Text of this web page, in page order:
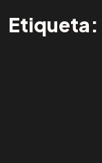
Etiqueta: